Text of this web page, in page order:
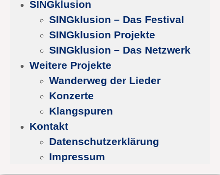
SINGklusion
SINGklusion – Das Festival
SINGklusion Projekte
SINGklusion – Das Netzwerk
Weitere Projekte
Wanderweg der Lieder
Konzerte
Klangspuren
Kontakt
Datenschutzerklärung
Impressum